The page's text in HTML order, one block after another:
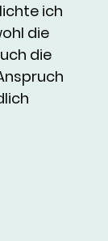
ich
die
die